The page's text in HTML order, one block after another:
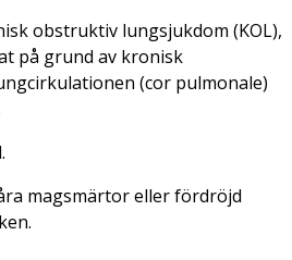
obstruktiv lungsjukdom (KOL),
på grund av kronisk
(cor pulmonale)
magsmärtor eller fördröjd